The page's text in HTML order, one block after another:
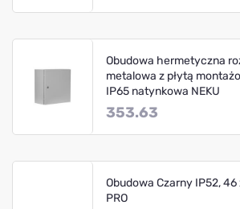
Obudowa hermetyczna
metalowa z płytą
IP65 natynkowa NEKU
353.63
Obudowa Czarny IP52, 46
PRO